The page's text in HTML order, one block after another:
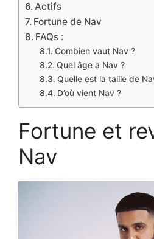
Actifs
Fortune de Nav
FAQs :
Combien vaut Nav ?
Quel âge a Nav ?
Quelle est la taille de
D’où vient Nav ?
Fortune et
Nav